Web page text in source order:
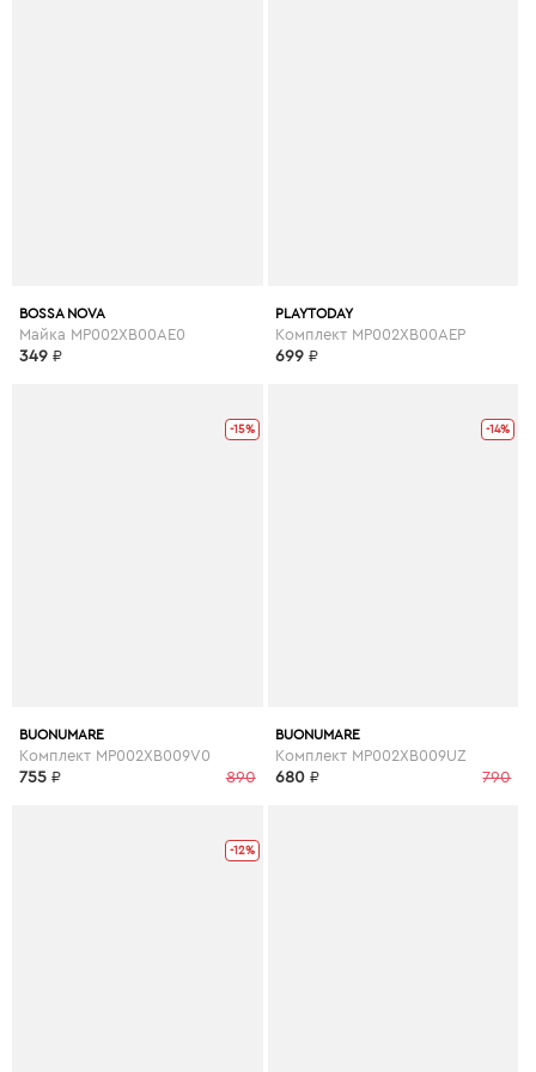
BOSSA NOVA
Майка MP002XB00AE0
349 ₽
PLAYTODAY
Комплект MP002XB00AEP
699 ₽
-15%
BUONUMARE
Комплект MP002XB009V0
890
755 ₽
-14%
BUONUMARE
Комплект MP002XB009UZ
790
680 ₽
-12%